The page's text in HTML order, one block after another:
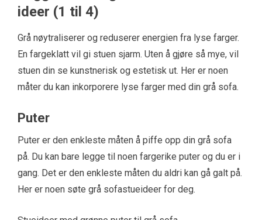
ideer (1 til 4)
Grå nøytraliserer og reduserer energien fra lyse farger.
En fargeklatt vil gi stuen sjarm. Uten å gjøre så mye, vil
stuen din se kunstnerisk og estetisk ut. Her er noen
måter du kan inkorporere lyse farger med din grå sofa.
Puter
Puter er den enkleste måten å piffe opp din grå sofa
på. Du kan bare legge til noen fargerike puter og du er i
gang. Det er den enkleste måten du aldri kan gå galt på.
Her er noen søte grå sofastueideer for deg.